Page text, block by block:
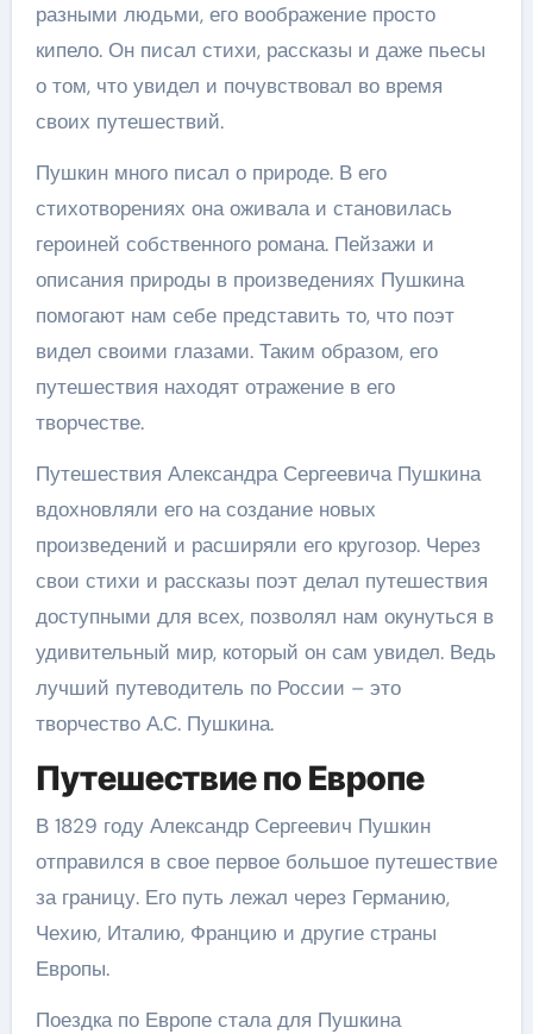
разными людьми, его воображение просто
кипело. Он писал стихи, рассказы и даже пьесы
о том, что увидел и почувствовал во время
своих путешествий.
Пушкин много писал о природе. В его
стихотворениях она оживала и становилась
героиней собственного романа. Пейзажи и
описания природы в произведениях Пушкина
помогают нам себе представить то, что поэт
видел своими глазами. Таким образом, его
путешествия находят отражение в его
творчестве.
Путешествия Александра Сергеевича Пушкина
вдохновляли его на создание новых
произведений и расширяли его кругозор. Через
свои стихи и рассказы поэт делал путешествия
доступными для всех, позволял нам окунуться в
удивительный мир, который он сам увидел. Ведь
лучший путеводитель по России – это
творчество А.С. Пушкина.
Путешествие по Европе
В 1829 году Александр Сергеевич Пушкин
отправился в свое первое большое путешествие
за границу. Его путь лежал через Германию,
Чехию, Италию, Францию и другие страны
Европы.
Поездка по Европе стала для Пушкина